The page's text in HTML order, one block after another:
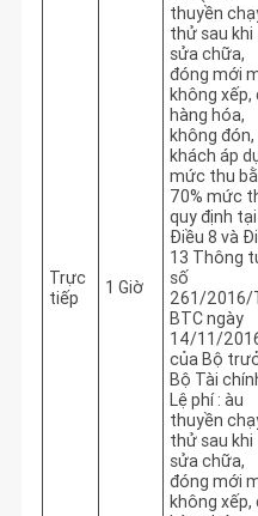
Trực
tiếp
1 Giờ
thuyền
thử sau khi
sửa chữa,
đóng mới
không xếp,
hàng hóa,
không
khách áp
mức thu
70% mức
quy định tại
Điều 8 và
13 Thông
số
261/2016/
BTC ngày
14/11/
của Bộ
Bộ Tài
Lệ phí : àu
thuyền
thử sau khi
sửa chữa,
đóng mới
không xếp,